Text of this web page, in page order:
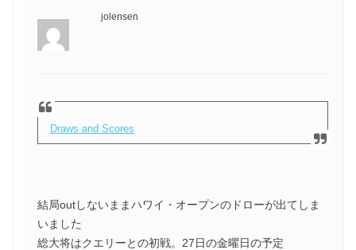
jolensen
Draws and Scores
結局outしないままハワイ・オープンのドローが出てしま
いました
総大将はクエリーとの初戦。27日の金曜日の予定